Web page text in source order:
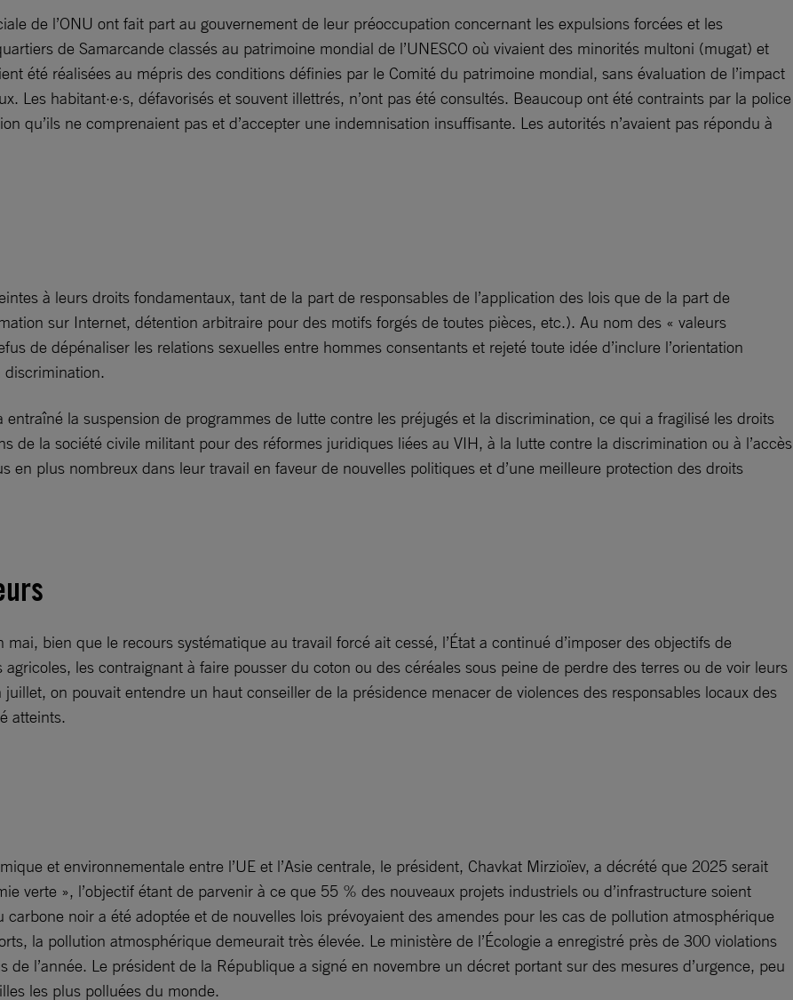
de l’ONU ont fait part au gouvernement de leur préoccupation concernant les expulsions forcées et les
de Samarcande classés au patrimoine mondial de l’UNESCO où vivaient des minorités multoni (mugat) et
été réalisées au mépris des conditions définies par le Comité du patrimoine mondial, sans évaluation de l’impact
Les habitant·e·s, défavorisés et souvent illettrés, n’ont pas été consultés. Beaucoup ont été contraints par la police
qu’ils ne comprenaient pas et d’accepter une indemnisation insuffisante. Les autorités n’avaient pas répondu à
à leurs droits fondamentaux, tant de la part de responsables de l’application des lois que de la part de
sur Internet, détention arbitraire pour des motifs forgés de toutes pièces, etc.). Au nom des « valeurs
de dépénaliser les relations sexuelles entre hommes consentants et rejeté toute idée d’inclure l’orientation
discrimination.
la suspension de programmes de lutte contre les préjugés et la discrimination, ce qui a fragilisé les droits
de la société civile militant pour des réformes juridiques liées au VIH, à la lutte contre la discrimination ou à l’accès
en plus nombreux dans leur travail en faveur de nouvelles politiques et d’une meilleure protection des droits
bien que le recours systématique au travail forcé ait cessé, l’État a continué d’imposer des objectifs de
les contraignant à faire pousser du coton ou des céréales sous peine de perdre des terres ou de voir leurs
on pouvait entendre un haut conseiller de la présidence menacer de violences des responsables locaux des
atteints.
et environnementale entre l’UE et l’Asie centrale, le président, Chavkat Mirzioïev, a décrété que 2025 serait
verte », l’objectif étant de parvenir à ce que 55 % des nouveaux projets industriels ou d’infrastructure soient
noir a été adoptée et de nouvelles lois prévoyaient des amendes pour les cas de pollution atmosphérique
la pollution atmosphérique demeurait très élevée. Le ministère de l’Écologie a enregistré près de 300 violations
l’année. Le président de la République a signé en novembre un décret portant sur des mesures d’urgence, peu
les plus polluées du monde.